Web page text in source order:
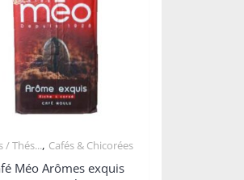
/ Thés..., Cafés & Chicorées
Méo Arômes exquis